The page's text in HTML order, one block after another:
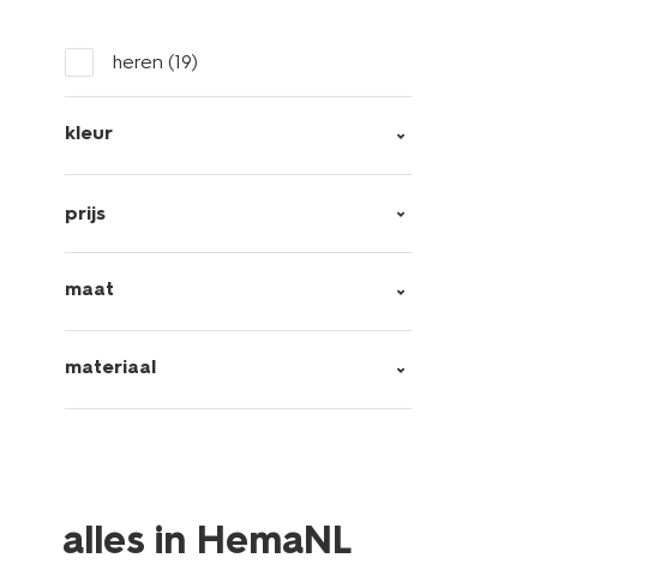
heren (19)
kleur
prijs
maat
materiaal
alles in HemaNL